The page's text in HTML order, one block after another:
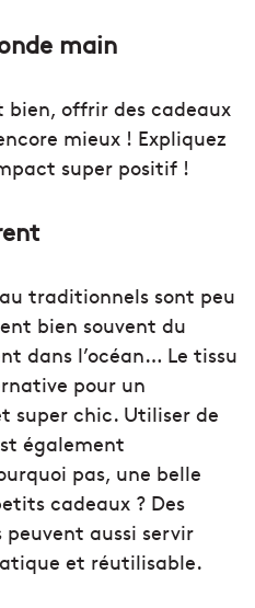
main
bien, offrir des cadeaux
mieux ! Expliquez
super positif !
traditionnels sont peu
bien souvent du
dans l’océan… Le tissu
pour un
super chic. Utiliser de
également
pas, une belle
cadeaux ? Des
peuvent aussi servir
et réutilisable.